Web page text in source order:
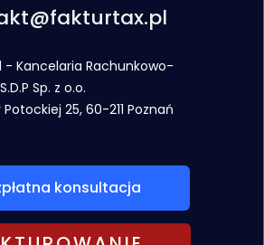
- Kancelaria Rachunkowo-
Sp. z o.o.
Potockiej 25, 60-211 Poznań
konsultacja